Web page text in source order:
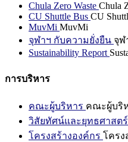
Chula Zero Waste Chula
CU Shuttle Bus CU
MuvMi MuvMi
จุฬาฯ กับความยั่งยืน จุฬ
Sustainability Report
การบริหาร
คณะผู้บริหาร คณะผู้บริ
วิสัยทัศน์และยุทธศาสตร์
โครงสร้างองค์กร โครง